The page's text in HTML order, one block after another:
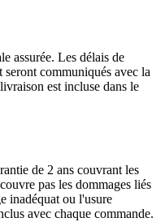
assurée. Les délais de
communiqués avec la
est incluse dans le
de 2 ans couvrant les
pas les dommages liés
inadéquat ou l'usure
avec chaque commande.